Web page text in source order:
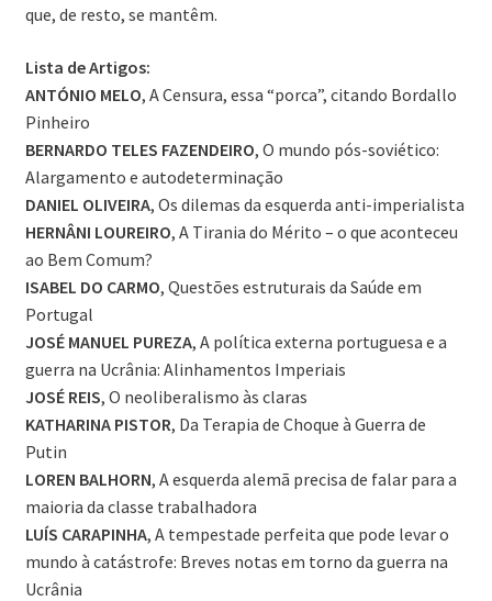
que, de resto, se mantêm.
Lista de Artigos:
ANTÓNIO MELO, A Censura, essa “porca”, citando Bordallo
Pinheiro
BERNARDO TELES FAZENDEIRO, O mundo pós-soviético:
Alargamento e autodeterminação
DANIEL OLIVEIRA, Os dilemas da esquerda anti-imperialista
HERNÂNI LOUREIRO, A Tirania do Mérito – o que aconteceu
ao Bem Comum?
ISABEL DO CARMO, Questões estruturais da Saúde em
Portugal
JOSÉ MANUEL PUREZA, A política externa portuguesa e a
guerra na Ucrânia: Alinhamentos Imperiais
JOSÉ REIS, O neoliberalismo às claras
KATHARINA PISTOR, Da Terapia de Choque à Guerra de
Putin
LOREN BALHORN, A esquerda alemã precisa de falar para a
maioria da classe trabalhadora
LUÍS CARAPINHA, A tempestade perfeita que pode levar o
mundo à catástrofe: Breves notas em torno da guerra na
Ucrânia